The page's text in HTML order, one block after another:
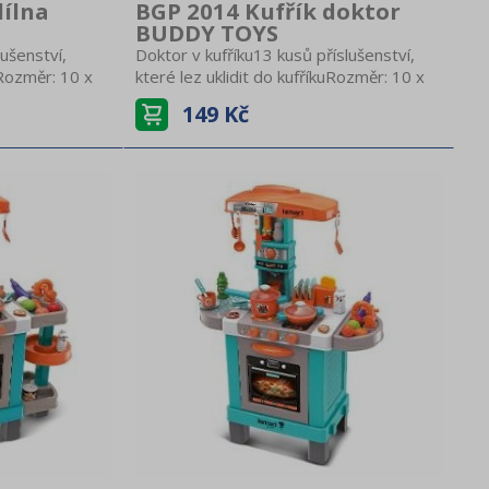
10 x
a
BGP 2014 Kufřík doktor
BUDDY TOYS
Doktor v kufříku13 kusů příslušenství,
které lez uklidit do kufříkuRozměr: 10 x
21 x 27 cmPraktické ouško na
přenášeníVyrobeno z kvalitního a
149 Kč